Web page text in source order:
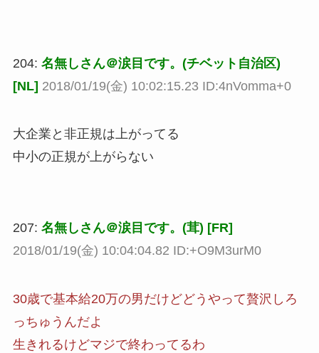
204: 名無しさん＠涙目です。(チベット自治区)
[NL] 2018/01/19(金) 10:02:15.23 ID:4nVomma+0
大企業と非正規は上がってる
中小の正規が上がらない
207: 名無しさん＠涙目です。(茸) [FR]
2018/01/19(金) 10:04:04.82 ID:+O9M3urM0
30歳で基本給20万の男だけどどうやって贅沢しろ
っちゅうんだよ
生きれるけどマジで終わってるわ